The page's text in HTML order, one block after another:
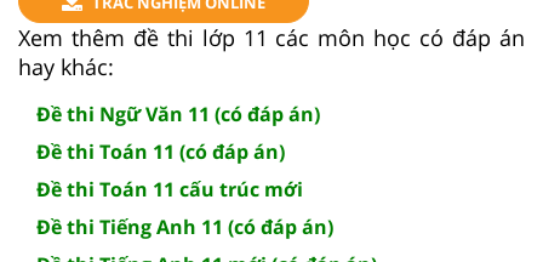
Xem thêm đề thi lớp 11 các môn học có đáp án
hay khác:
Đề thi Ngữ Văn 11 (có đáp án)
Đề thi Toán 11 (có đáp án)
Đề thi Toán 11 cấu trúc mới
Đề thi Tiếng Anh 11 (có đáp án)